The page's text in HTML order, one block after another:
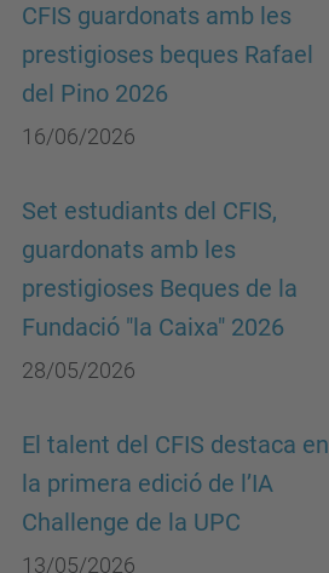
CFIS guardonats amb les
prestigioses beques Rafael
del Pino 2026
16/06/2026
Set estudiants del CFIS,
guardonats amb les
prestigioses Beques de la
Fundació "la Caixa" 2026
28/05/2026
El talent del CFIS destaca en
la primera edició de l’IA
Challenge de la UPC
13/05/2026